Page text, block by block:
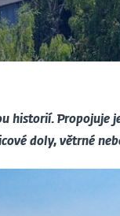
Propojuje
doly, větrné